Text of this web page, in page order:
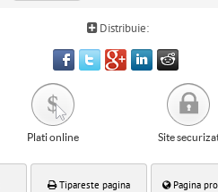
Distribuie:
Plati online Site
Tipareste pagina Pagina